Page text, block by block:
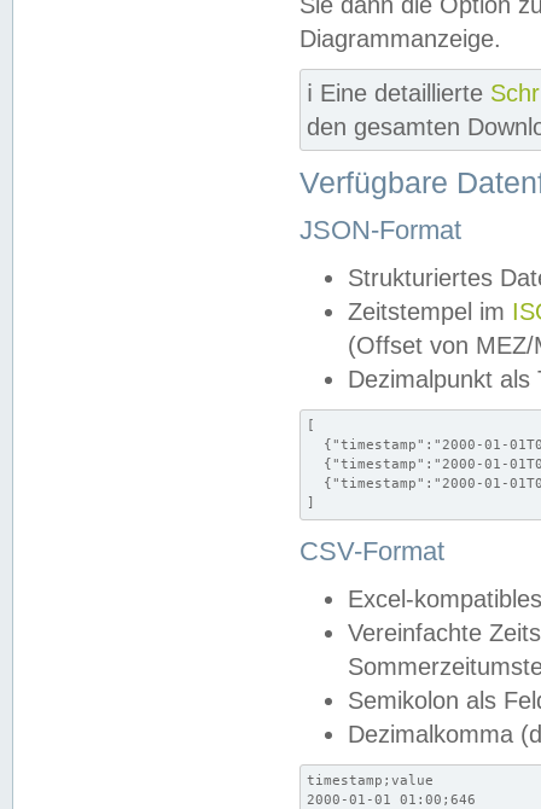
Diagrammanzeige.
ℹ️ Eine detaillierte
den gesamten
Verfügbare
JSON-Format
Strukturiertes
Zeitstempel im
(Offset von MEZ/
Dezimalpunkt als
[
{"timestamp":"2000-01-
{"timestamp":"2000-01-
{"timestamp":"2000-01-
]
CSV-Format
Excel-
Vereinfachte
Semikolon als
Dezimalkomma
timestamp;value
2000-01-01 01:00;646